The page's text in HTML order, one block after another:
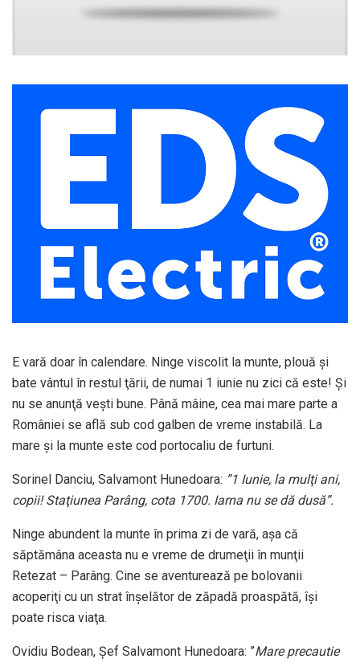
E vară doar în calendare. Ninge viscolit la munte, plouă şi
bate vântul în restul ţării, de numai 1 iunie nu zici că este! Şi
nu se anunţă veşti bune. Până mâine, cea mai mare parte a
României se află sub cod galben de vreme instabilă. La
mare şi la munte este cod portocaliu de furtuni.
Sorinel Danciu, Salvamont Hunedoara: ”1 Iunie, la mulţi ani,
copii! Staţiunea Parâng, cota 1700. Iarna nu se dă dusă”.
Ninge abundent la munte în prima zi de vară, aşa că
săptămâna aceasta nu e vreme de drumeţii în munţii
Retezat – Parâng. Cine se aventurează pe bolovanii
acoperiţi cu un strat înşelător de zăpadă proaspătă, îşi
poate risca viaţa.
Ovidiu Bodean, Şef Salvamont Hunedoara: ”Mare precautie